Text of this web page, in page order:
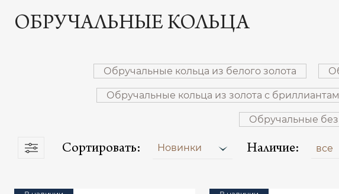
ОБРУЧАЛЬНЫЕ КОЛЬЦА
Обручальные кольца из белого золота
Обручальные кольца из золота с
Обручальные
Сортировать: Новинки Наличие: все